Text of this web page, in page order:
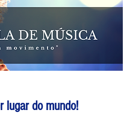
lugar do mundo!